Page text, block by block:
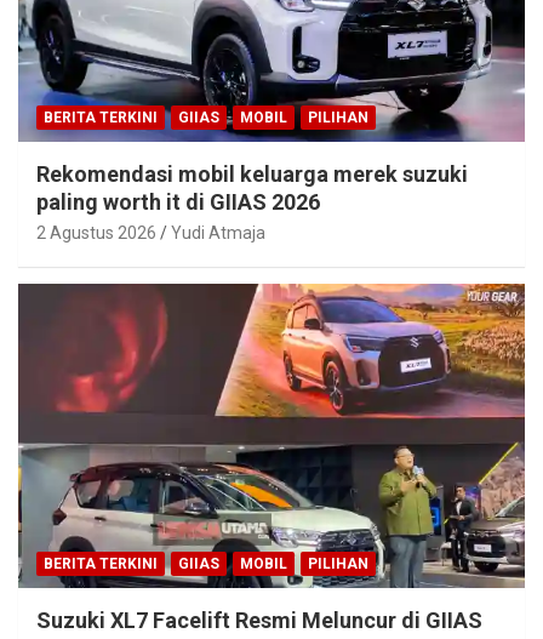
BERITA TERKINI GIIAS MOBIL PILIHAN
Rekomendasi mobil keluarga merek suzuki
paling worth it di GIIAS 2026
2 Agustus 2026 Yudi Atmaja
BERITA TERKINI GIIAS MOBIL PILIHAN
Suzuki XL7 Facelift Resmi Meluncur di GIIAS